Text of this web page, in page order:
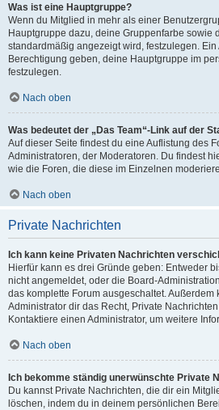
Was ist eine Hauptgruppe?
Wenn du Mitglied in mehr als einer
Hauptgruppe dazu, deine Gruppenfarbe sowie
standardmäßig angezeigt wird, festzulegen.
Berechtigung geben, deine Hauptgruppe im
festzulegen.
Nach oben
Was bedeutet der „Das Team“-Link auf der
Auf dieser Seite findest du eine Auflistung des
Administratoren, der Moderatoren. Du findest
wie die Foren, die diese im Einzelnen
Nach oben
Private Nachrichten
Ich kann keine Privaten Nachrichten
Hierfür kann es drei Gründe geben: Entweder
nicht angemeldet, oder die Board-
das komplette Forum ausgeschaltet. Außerdem
Administrator dir das Recht, Private
Kontaktiere einen Administrator, um weitere
Nach oben
Ich bekomme ständig unerwünschte Private
Du kannst Private Nachrichten, die dir ein
löschen, indem du in deinem persönlichen